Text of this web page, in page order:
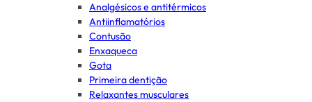
Analgésicos e antitérmicos
Antiinflamatórios
Contusão
Enxaqueca
Gota
Primeira dentição
Relaxantes musculares